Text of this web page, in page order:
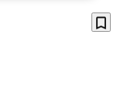
bookmark_border